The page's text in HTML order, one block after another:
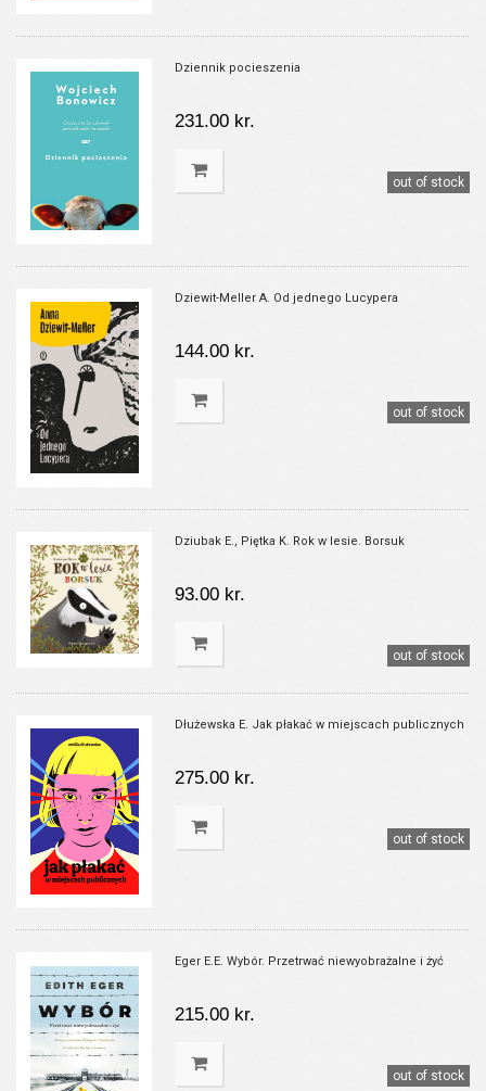
Dziennik pocieszenia
231.00 kr.
out of stock
Dziewit-Meller A. Od jednego Lucypera
144.00 kr.
out of stock
Dziubak E., Piętka K. Rok w lesie. Borsuk
93.00 kr.
out of stock
Dłużewska E. Jak płakać w miejscach publicznych
275.00 kr.
out of stock
Eger E.E. Wybór. Przetrwać niewyobrażalne i żyć
215.00 kr.
out of stock